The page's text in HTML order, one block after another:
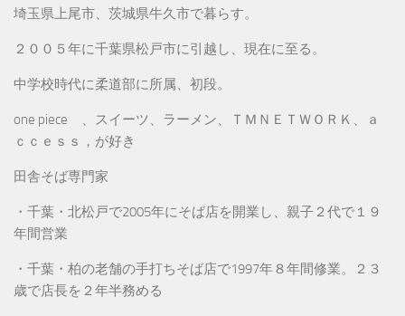
埼玉県上尾市、茨城県牛久市で暮らす。
２００５年に千葉県松戸市に引越し、現在に至る。
中学校時代に柔道部に所属、初段。
one piece 、スイーツ、ラーメン、ＴＭＮＥＴＷＯＲＫ、ａ
ｃｃｅｓｓ，が好き
田舎そば専門家
・千葉・北松戸で2005年にそば店を開業し、親子２代で１９
年間営業
・千葉・柏の老舗の手打ちそば店で1997年８年間修業。２３
歳で店長を２年半務める